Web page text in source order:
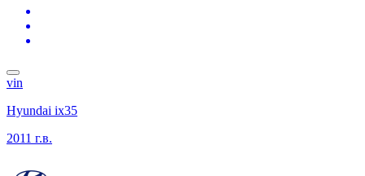
vin
Hyundai ix35
2011 г.в.